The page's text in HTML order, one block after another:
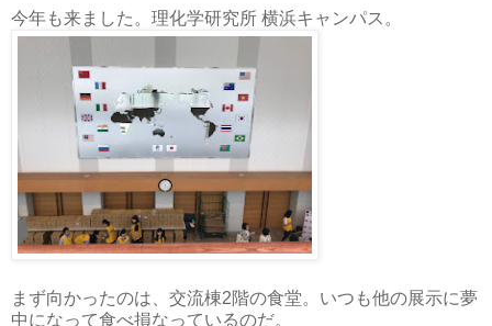
今年も来ました。理化学研究所 横浜キャンパス。
まず向かったのは、交流棟2階の食堂。いつも他の展示に夢
中になって食べ損なっているのだ。